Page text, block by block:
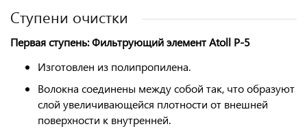
Ступени очистки
Первая ступень: Фильтрующий элемент Atoll P-5
Изготовлен из полипропилена.
Волокна соединены между собой так, что образуют
слой увеличивающейся плотности от внешней
поверхности к внутренней.